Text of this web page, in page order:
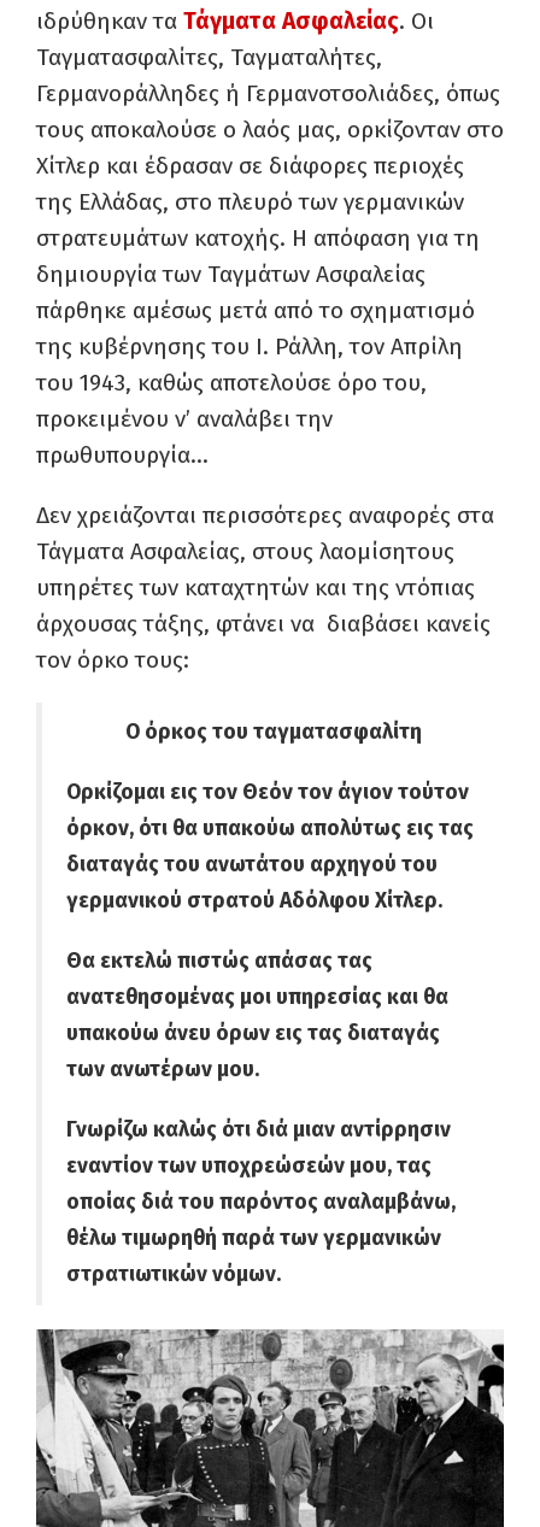
ιδρύθηκαν τα Τάγματα Ασφαλείας. Οι
Ταγματασφαλίτες, Ταγματαλήτες,
Γερμανοράλληδες ή Γερμανοτσολιάδες, όπως
τους αποκαλούσε ο λαός μας, ορκίζονταν στο
Χίτλερ και έδρασαν σε διάφορες περιοχές
της Ελλάδας, στο πλευρό των γερμανικών
στρατευμάτων κατοχής. Η απόφαση για τη
δημιουργία των Ταγμάτων Ασφαλείας
πάρθηκε αμέσως μετά από το σχηματισμό
της κυβέρνησης του Ι. Ράλλη, τον Απρίλη
του 1943, καθώς αποτελούσε όρο του,
προκειμένου ν’ αναλάβει την
πρωθυπουργία…
Δεν χρειάζονται περισσότερες αναφορές στα
Τάγματα Ασφαλείας, στους λαομίσητους
υπηρέτες των καταχτητών και της ντόπιας
άρχουσας τάξης, φτάνει να διαβάσει κανείς
τον όρκο τους:
Ο όρκος του ταγματασφαλίτη
Ορκίζομαι εις τον Θεόν τον άγιον τούτον
όρκον, ότι θα υπακούω απολύτως εις τας
διαταγάς του ανωτάτου αρχηγού του
γερμανικού στρατού Αδόλφου Χίτλερ.
Θα εκτελώ πιστώς απάσας τας
ανατεθησομένας μοι υπηρεσίας και θα
υπακούω άνευ όρων εις τας διαταγάς
των ανωτέρων μου.
Γνωρίζω καλώς ότι διά μιαν αντίρρησιν
εναντίον των υποχρεώσεών μου, τας
οποίας διά του παρόντος αναλαμβάνω,
θέλω τιμωρηθή παρά των γερμανικών
στρατιωτικών νόμων.